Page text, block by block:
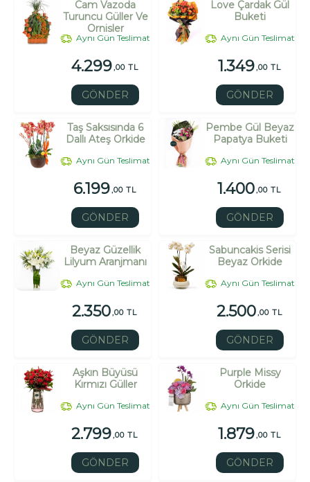
Cam Vazoda
Turuncu Güller Ve
Ornisler
Aynı Gün Teslimat
4.299,00 TL
GÖNDER
Love Çardak Gül
Buketi
Aynı Gün Teslimat
1.349,00 TL
GÖNDER
Taş Saksısında 6
Dallı Ateş Orkide
Aynı Gün Teslimat
6.199,00 TL
GÖNDER
Pembe Gül Beyaz
Papatya Buketi
Aynı Gün Teslimat
1.400,00 TL
GÖNDER
Beyaz Güzellik
Lilyum Aranjmanı
Aynı Gün Teslimat
2.350,00 TL
GÖNDER
Sabuncakis Serisi
Beyaz Orkide
Aynı Gün Teslimat
2.500,00 TL
GÖNDER
Aşkın Büyüsü
Kırmızı Güller
Aynı Gün Teslimat
2.799,00 TL
GÖNDER
Purple Missy
Orkide
Aynı Gün Teslimat
1.879,00 TL
GÖNDER